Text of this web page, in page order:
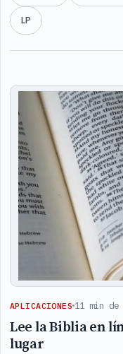
LP
Articles
APLICACIONES 11 min
Lee la Biblia en
lugar